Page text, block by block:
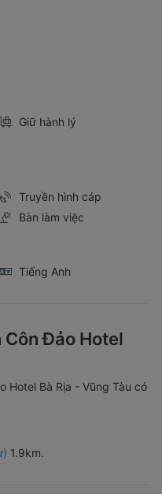
Giữ hành lý
Truyền hình cáp
Bàn làm việc
Tiếng Anh
Đảo Hotel
Hotel Bà Rịa - Vũng Tàu có
1.9km.